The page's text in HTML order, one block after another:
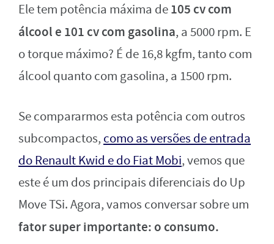
Ele tem potência máxima de105 cv com
álcool e 101 cv com gasolina, a 5000 rpm. E
o torque máximo? É de 16,8 kgfm, tanto com
álcool quanto com gasolina, a 1500 rpm.
Se compararmos esta potência com outros
subcompactos, como as versões de entrada
do Renault Kwid e do Fiat Mobi, vemos que
este é um dos principais diferenciais do Up
Move TSi. Agora, vamos conversar sobre um
fator super importante: o consumo.